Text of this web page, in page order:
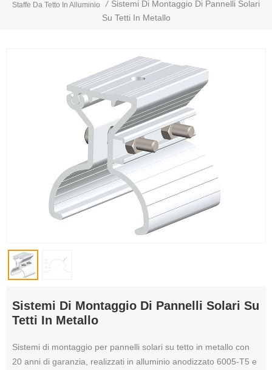
Staffe Da Tetto In Alluminio / Sistemi Di Montaggio Di Pannelli Solari
Su Tetti In Metallo
Sistemi Di Montaggio Di Pannelli Solari Su
Tetti In Metallo
Sistemi di montaggio per pannelli solari su tetto in metallo con
20 anni di garanzia, realizzati in alluminio anodizzato 6005-T5 e